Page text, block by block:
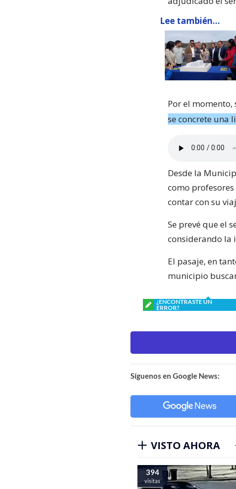
Lee también...
Por el momento,
se concrete una
Desde la
como
contar con su
Se prevé que el
considerando la
El pasaje, en
municipio
¿ENCONTRASTE UN
ERROR?
Síguenos en Google News:
VISTO AHORA
394
visitas